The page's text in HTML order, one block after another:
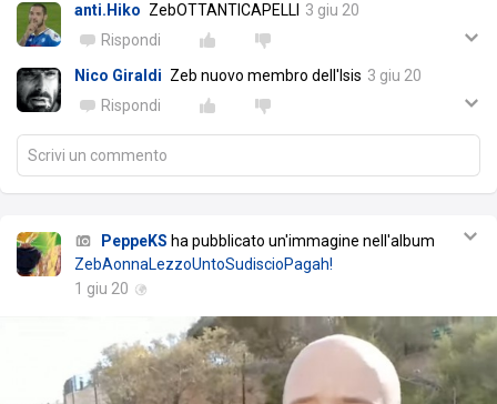
anti.Hiko ZebOTTANTICAPELLI
3 giu 20
Rispondi
Nico Giraldi Zeb nuovo membro dell'Isis 3 giu 20
Rispondi
Scrivi un commento
PeppeKS ha pubblicato un'immagine nell'album
ZebAonnaLezzoUntoSudiscioPagah!
1 giu 20